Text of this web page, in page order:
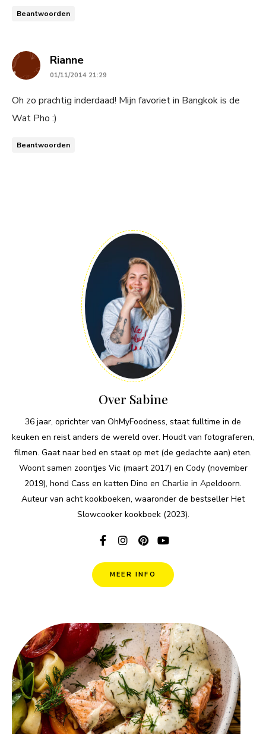
Beantwoorden
Riannesays:
01/11/2014 21:29
Oh zo prachtig inderdaad! Mijn favoriet in Bangkok is de
Wat Pho :)
Beantwoorden
Over Sabine
36 jaar, oprichter van OhMyFoodness, staat fulltime in de
keuken en reist anders de wereld over. Houdt van fotograferen,
filmen. Gaat naar bed en staat op met (de gedachte aan) eten.
Woont samen zoontjes Vic (maart 2017) en Cody (november
2019), hond Cass en katten Dino en Charlie in Apeldoorn.
Auteur van acht kookboeken, waaronder de bestseller Het
Slowcooker kookboek (2023).
MEER INFO